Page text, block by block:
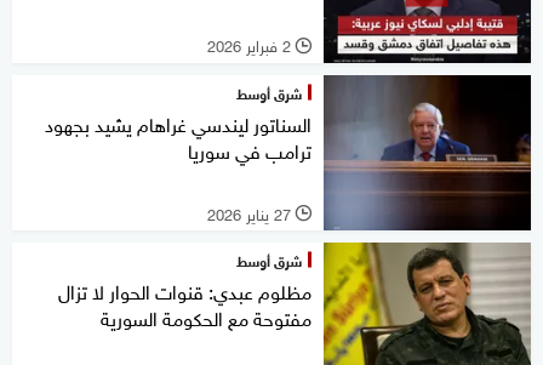
l 2 فبراير 2026
شرق أوسط
السناتور ليندسي غراهام يشيد بجهود
ترامب في سوريا
l 27 يناير 2026
شرق أوسط
مظلوم عبدي: قنوات الحوار لا تزال
مفتوحة مع الحكومة السورية